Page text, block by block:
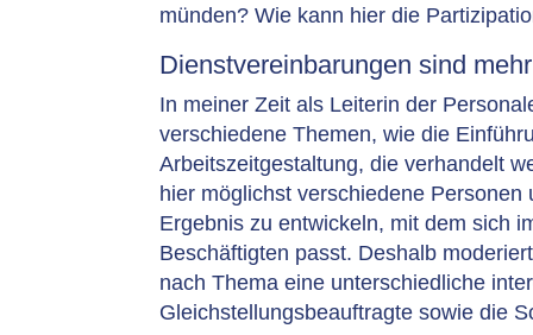
münden? Wie kann hier die
Dienstvereinbarungen sind
In meiner Zeit als Leiterin der
verschiedene Themen, wie die
Arbeitszeitgestaltung, die verhandelt
hier möglichst verschiedene
Ergebnis zu entwickeln, mit dem sich
Beschäftigten passt. Deshalb
nach Thema eine unterschiedliche
Gleichstellungsbeauftragte sowie die